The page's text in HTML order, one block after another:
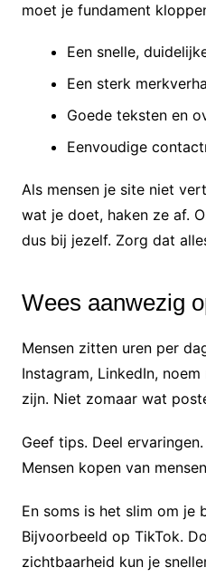
moet je fundament
Een snelle,
Een sterk
Goede teksten en
Eenvoudige
Als mensen je site niet
wat je doet, haken ze af.
dus bij jezelf. Zorg dat
Wees aanwezig
Mensen zitten uren per
Instagram, LinkedIn,
zijn. Niet zomaar wat
Geef tips. Deel
Mensen kopen van
En soms is het slim om je
Bijvoorbeeld op TikTok.
zichtbaarheid kun je